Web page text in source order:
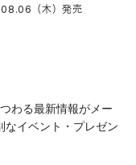
08.06（木）発売
つわる最新情報がメー
なイベント・プレゼン